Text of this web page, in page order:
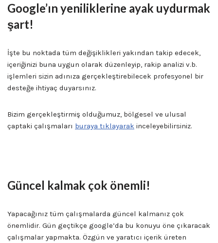
Google’ın yeniliklerine ayak uydurmak
şart!
İşte bu noktada tüm değişiklikleri yakından takip edecek,
içeriğinizi buna uygun olarak düzenleyip, rakip analizi v.b.
işlemleri sizin adınıza gerçekleştirebilecek profesyonel bir
desteğe ihtiyaç duyarsınız.
Bizim gerçekleştirmiş olduğumuz, bölgesel ve ulusal
çaptaki çalışmaları buraya tıklayarak inceleyebilirsiniz.
Güncel kalmak çok önemli!
Yapacağınız tüm çalışmalarda güncel kalmanız çok
önemlidir. Gün geçtikçe google’da bu konuyu öne çıkaracak
çalışmalar yapmakta. Özgün ve yaratıcı içerik üreten